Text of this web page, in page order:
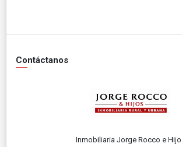
Contáctanos
Inmobiliaria Jorge Rocco e